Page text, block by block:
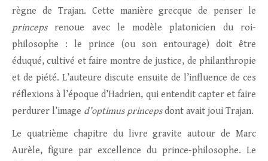
règne de Trajan. Cette manière grecque de penser le
princepsrenoue avec le modèle platonicien du roi-
philosophe : le prince (ou son entourage) doit être
éduqué, cultivé et faire montre de justice, de philanthropie
et de piété. L’auteure discute ensuite de l’influence de ces
réflexions à l’époque d’Hadrien, qui entendit capter et faire
perdurer l’image d’optimus princepsdont avait joui Trajan.
Le quatrième chapitre du livre gravite autour de Marc
Aurèle, figure par excellence du prince-philosophe. Le